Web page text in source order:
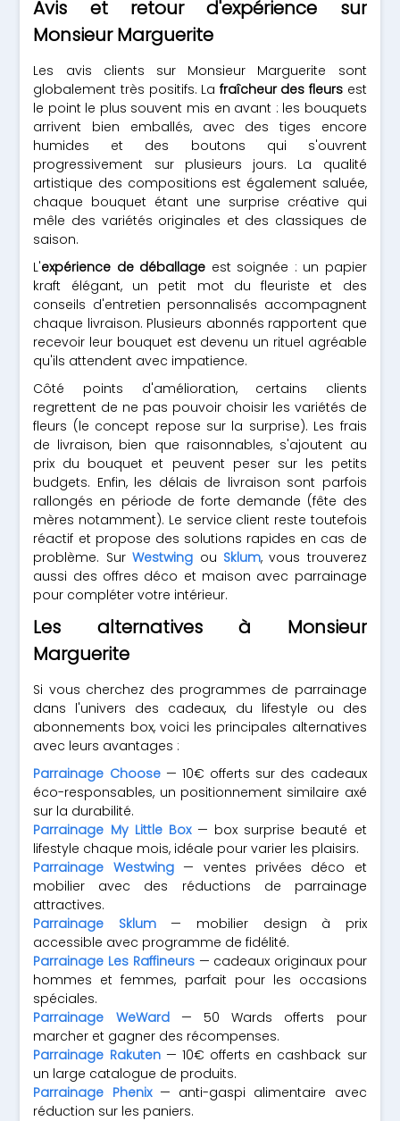
Avis et retour d'expérience sur
Monsieur Marguerite
Les avis clients sur Monsieur Marguerite sont
globalement très positifs. La fraîcheur des fleurs est
le point le plus souvent mis en avant : les bouquets
arrivent bien emballés, avec des tiges encore
humides et des boutons qui s'ouvrent
progressivement sur plusieurs jours. La qualité
artistique des compositions est également saluée,
chaque bouquet étant une surprise créative qui
mêle des variétés originales et des classiques de
saison.
L'expérience de déballage est soignée : un papier
kraft élégant, un petit mot du fleuriste et des
conseils d'entretien personnalisés accompagnent
chaque livraison. Plusieurs abonnés rapportent que
recevoir leur bouquet est devenu un rituel agréable
qu'ils attendent avec impatience.
Côté points d'amélioration, certains clients
regrettent de ne pas pouvoir choisir les variétés de
fleurs (le concept repose sur la surprise). Les frais
de livraison, bien que raisonnables, s'ajoutent au
prix du bouquet et peuvent peser sur les petits
budgets. Enfin, les délais de livraison sont parfois
rallongés en période de forte demande (fête des
mères notamment). Le service client reste toutefois
réactif et propose des solutions rapides en cas de
problème. SurWestwing ou Sklum, vous trouverez
aussi des offres déco et maison avec parrainage
pour compléter votre intérieur.
Les alternatives à Monsieur
Marguerite
Si vous cherchez des programmes de parrainage
dans l'univers des cadeaux, du lifestyle ou des
abonnements box, voici les principales alternatives
avec leurs avantages :
Parrainage Choose— 10€ offerts sur des cadeaux
éco-responsables, un positionnement similaire axé
sur la durabilité.
Parrainage My Little Box— box surprise beauté et
lifestyle chaque mois, idéale pour varier les plaisirs.
Parrainage Westwing— ventes privées déco et
mobilier avec des réductions de parrainage
attractives.
Parrainage Sklum— mobilier design à prix
accessible avec programme de fidélité.
Parrainage Les Raffineurs— cadeaux originaux pour
hommes et femmes, parfait pour les occasions
spéciales.
Parrainage WeWard— 50 Wards offerts pour
marcher et gagner des récompenses.
Parrainage Rakuten— 10€ offerts en cashback sur
un large catalogue de produits.
Parrainage Phenix— anti-gaspi alimentaire avec
réduction sur les paniers.